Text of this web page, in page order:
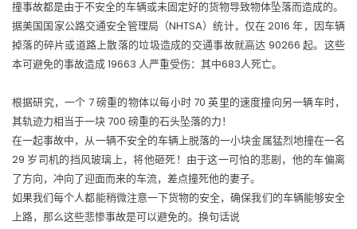
撞事故都是由于不安全的车辆或未固定好的货物导致物体坠落而造成的。
据美国国家公路交通安全管理局（NHTSA）统计，仅在 2016 年，因车辆
掉落的碎片或道路上散落的垃圾造成的交通事故就高达 90266 起。这些
本可避免的事故造成 19663 人严重受伤：其中683人死亡。
根据研究，一个 7 磅重的物体以每小时 70 英里的速度撞向另一辆车时，
其轨迹力相当于一块 700 磅重的石头坠落的力！
在一起事故中，从一辆不安全的车辆上脱落的一小块金属猛烈地撞在一名
29 岁司机的挡风玻璃上，将他砸死！由于这一可怕的悲剧，他的车偏离
了方向，冲向了迎面而来的车流，差点撞死他的妻子。
如果我们每个人都能稍微注意一下货物的安全，确保我们的车辆能够安全
上路，那么这些悲惨事故是可以避免的。换句话说